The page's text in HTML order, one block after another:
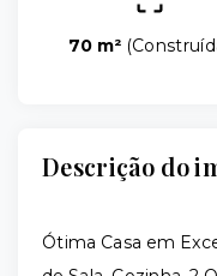
70 m² (
Descrição do
Ótima Casa em